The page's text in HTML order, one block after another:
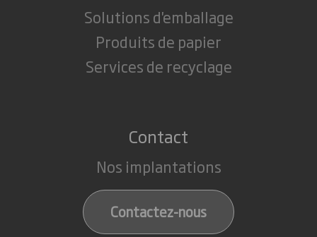
Solutions d'emballage
Produits de papier
Services de recyclage
Contact
Nos implantations
Contactez-nous